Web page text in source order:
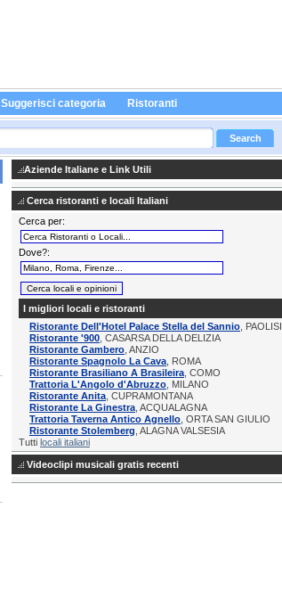
Suggerisci categoria Ristoranti
Aziende Italiane e Link Utili
Cerca ristoranti e locali Italiani
Cerca per:
Dove?:
I migliori locali e ristoranti
Ristorante Dell'Hotel Palace Stella del Sannio , PAOLISI
Ristorante '900 , CASARSA DELLA DELIZIA
Ristorante Gambero , ANZIO
Ristorante Spagnolo La Cava , ROMA
Ristorante Brasiliano A Brasileira , COMO
Trattoria L'Angolo d'Abruzzo , MILANO
Ristorante Anita , CUPRAMONTANA
Ristorante La Ginestra , ACQUALAGNA
Trattoria Taverna Antico Agnello , ORTA SAN GIULIO
Ristorante Stolemberg , ALAGNA VALSESIA
Tutti locali italiani
Videoclipi musicali gratis recenti